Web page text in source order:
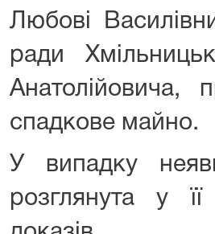
Любові
ради
Анатолійовича,
спадкове майно.
У випадку
розглянута у її